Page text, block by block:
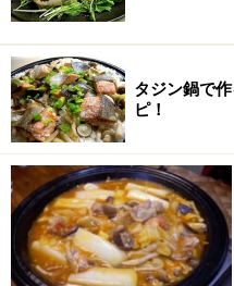
■ジューシーぶどうの丸ご
1
粉類を混ぜる
耐熱容器に白玉粉を入れ
加えて混ぜ合わせます。
く混ぜ合わせます。
タジン鍋で
ピ！